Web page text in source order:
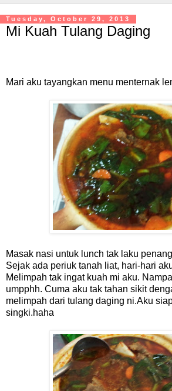
Tuesday, October 29, 2013
Mi Kuah Tulang Daging
Mari aku tayangkan menu menternak
Masak nasi untuk lunch tak laku
Sejak ada periuk tanah liat, hari-hari
Melimpah tak ingat kuah mi aku.
umpphh. Cuma aku tak tahan sikit
melimpah dari tulang daging ni.Aku
singki.haha